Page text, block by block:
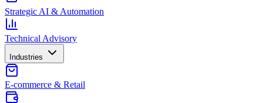
Strategic AI & Automation
Technical Advisory
Industries
E-commerce & Retail